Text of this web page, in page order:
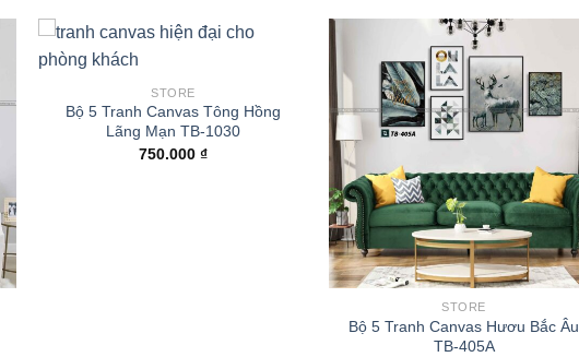
STORE
Bộ 5 Tranh Canvas Tông Hồng
Lãng Mạn TB-1030
750.000 ₫
STORE
Bộ 5 Tranh Canvas Hươu Bắc Âu
TB-405A